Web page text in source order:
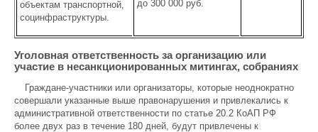
объектам транспортной,
социнфраструктуры.
до 300 000 руб.
Уголовная ответственность за организацию или
участие в несанкционированных митингах, собраниях
Граждане-участники или организаторы, которые неоднократно
совершали указанные выше правонарушения и привлекались к
административной ответственности по статье 20.2 КоАП РФ
более двух раз в течение 180 дней, будут привлечены к